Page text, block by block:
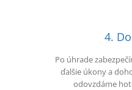
4.
Po úhrade
ďalšie úkony a
odovzdáme